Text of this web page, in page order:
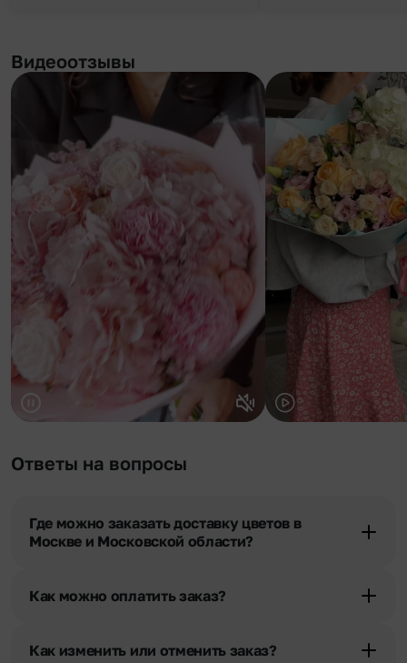
Видеоотзывы
Ответы на вопросы
Где можно заказать доставку цветов в
Москве и Московской области?
Как можно оплатить заказ?
Наличными.
Как изменить или отменить заказ?